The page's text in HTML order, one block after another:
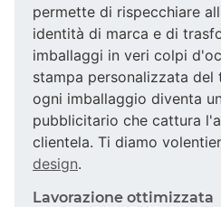
permette di rispecchiare
identità di marca e di
imballaggi in veri colpi
stampa personalizzata del
ogni imballaggio diventa
pubblicitario che cattura
clientela. Ti diamo
design.
Lavorazione ottimizzata